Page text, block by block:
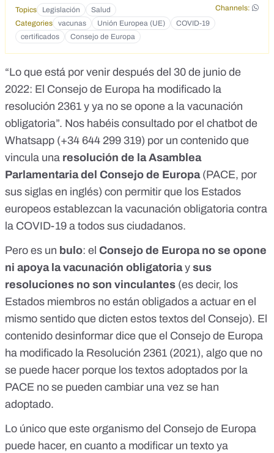
Topics Legislación Salud
Channels:
Categories
vacunas Unión Europea (UE)
COVID-19
certificados
Consejo de Europa
“Lo que está por venir después del 30 de junio de
2022: El Consejo de Europa ha modificado la
resolución 2361 y ya no se opone a la vacunación
obligatoria”. Nos habéis consultado por el chatbot de
Whatsapp (+34 644 299 319) por un contenido que
vincula una resolución de la Asamblea
Parlamentaria del Consejo de Europa(PACE, por
sus siglas en inglés) con permitir que los Estados
europeos establezcan la vacunación obligatoria contra
la COVID-19 a todos sus ciudadanos.
Pero es un bulo: el Consejo de Europano se opone
ni apoya la vacunación obligatoriay sus
resoluciones no son vinculantes (es decir, los
Estados miembros no están obligados a actuar en el
mismo sentido que dicten estos textos del Consejo). El
contenido desinformar dice que el Consejo de Europa
ha modificado la Resolución 2361 (2021), algo que no
se puede hacer porque los textos adoptados por la
PACE no se pueden cambiar una vez se han
adoptado.
Lo único que este organismo del Consejo de Europa
puede hacer, en cuanto a modificar un texto ya